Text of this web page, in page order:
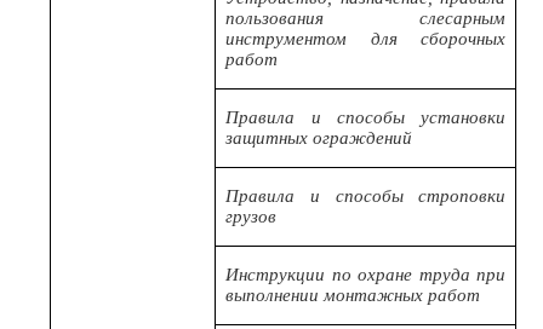
пользования слесарным
инструментом для сборочных
работ
Правила и способы установки
защитных ограждений
Правила и способы строповки
грузов
Инструкции по охране труда при
выполнении монтажных работ